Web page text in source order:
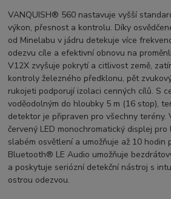
VANQUISH® 560 nastavuje vyšší
výkon, přesnost a kontrolu. Díky
od Minelabu v jádru detekuje více
odezvu cíle a efektivní obnovu na
V12X zvyšuje pokrytí a citlivost země,
kontroly železného předklonu, pět
rukojeti podporují izolaci cenných cílů. S
voděodolným do hloubky 5 m (16 stop),
detektor je připraven pro všechny terény.
červený LED monochromatický displej
slabém osvětlení a umožňuje až 10 hodin
Bluetooth® LE Audio umožňuje
a poskytuje seriózní detekční nástroj s
ostrou odezvou.